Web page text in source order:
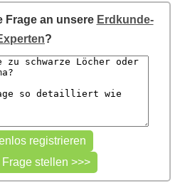
Frage an unsere Erdkunde-
?